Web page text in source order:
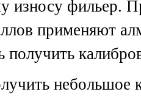
износу фильер.
применяют
получить
небольшое